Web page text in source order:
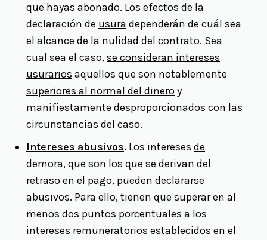
que hayas abonado. Los efectos de la
declaración de usura dependerán de cuál sea
el alcance de la nulidad del contrato. Sea
cual sea el caso,se consideran intereses
usurarios aquellos que son notablemente
superiores al normal del dineroy
manifiestamente desproporcionados con las
circunstancias del caso.
Intereses abusivos. Los intereses de
demora, que son los que se derivan del
retraso en el pago, pueden declararse
abusivos. Para ello, tienen que superar en al
menos dos puntos porcentuales a los
intereses remuneratorios establecidos en el